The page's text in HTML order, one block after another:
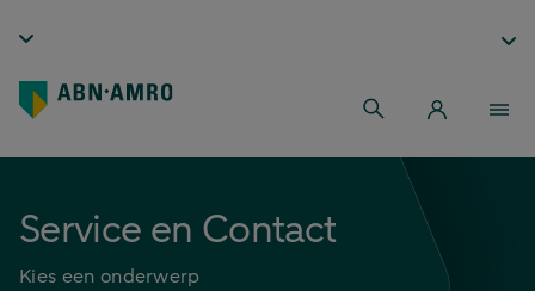
Service en Contact
Kies een onderwerp